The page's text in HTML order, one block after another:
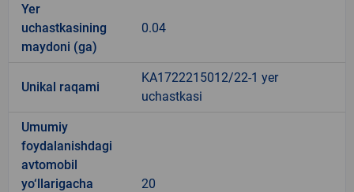
Yer
uchastkasining
maydoni (ga)
0.04
Unikal raqami
KA1722215012/22-1 yer
uchastkasi
Umumiy
foydalanishdagi
avtomobil
yo‘llarigacha
20